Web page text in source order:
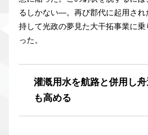
るしかない―。再び郡代に起用され
持して光政の夢見た大干拓事業に乗
った。
灌漑用水を航路と併用し
も高める